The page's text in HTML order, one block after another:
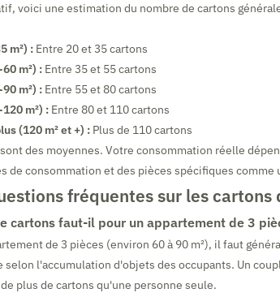
voici une estimation du nombre de cartons
m²) : Entre 20 et 35 cartons
m²) : Entre 35 et 55 cartons
m²) : Entre 55 et 80 cartons
m²) : Entre 80 et 110 cartons
(120 m² et +) : Plus de 110 cartons
des moyennes. Votre consommation réelle
de consommation et des pièces spécifiques comme
fréquentes sur les
cartons faut-il pour un appartement de 3
de 3 pièces (environ 60 à 90 m²), il faut
selon l'accumulation d'objets des occupants. Un
plus de cartons qu'une personne seule.